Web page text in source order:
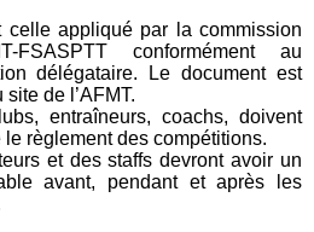
celle appliqué par la commission
FSASPTT conformément au
délégataire. Le document est
de l’AFMT.
entraîneurs, coachs, doivent
règlement des compétitions.
et des staffs devront avoir un
avant, pendant et après les